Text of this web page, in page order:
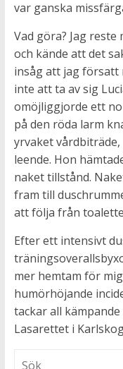
var ganska
Vad göra? Jag
och kände att det
insåg att jag försatt
inte att ta av sig
omöjliggjorde ett
på den röda larm
yrvaket
leende. Hon
naket tillstånd.
fram till
att följa från
Efter ett intensivt
mer hemtam för
humörhöjande
tackar all
Lasarettet i